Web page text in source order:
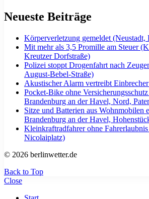
Neueste Beiträge
Körperverletzung gemeldet (Neustadt,
Mit mehr als 3,5 Promille am Steuer
Kreutzer Dorfstraße)
Polizei stoppt Drogenfahrt nach
August-Bebel-Straße)
Akustischer Alarm vertreibt
Pocket-Bike ohne
Brandenburg an der Havel, Nord,
Sitze und Batterien aus Wohnmobilen
Brandenburg an der Havel,
Kleinkraftradfahrer ohne
Nicolaiplatz)
© 2026 berlinwetter.de
Back to Top
Close